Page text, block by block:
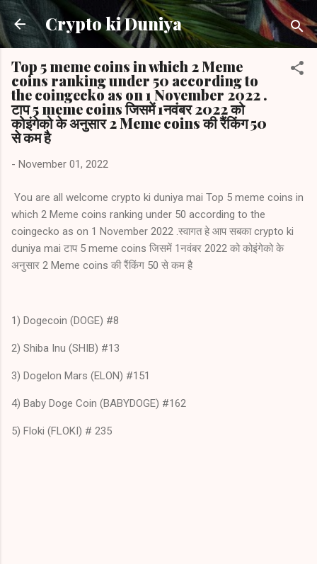
Skip to main content
Crypto ki Duniya
Top 5 meme coins in which 2 Meme
coins ranking under 50 according to
the coingecko as on 1 November 2022 .
टाप 5 meme coins जिसमें 1नवंबर 2022 को
कोइंगेको के अनुसार 2 Meme coins की रैंकिंग 50
से कम है
- November 01, 2022
You are all welcome crypto ki duniya mai Top 5 meme coins in
which 2 Meme coins ranking under 50 according to the
coingecko as on 1 November 2022 .स्वागत हे आप सबका crypto ki
duniya mai टाप 5 meme coins जिसमें 1नवंबर 2022 को कोइंगेको के
अनुसार 2 Meme coins की रैंकिंग 50 से कम है
1) Dogecoin (DOGE) #8
2) Shiba Inu (SHIB) #13
3) Dogelon Mars (ELON) #151
4) Baby Doge Coin (BABYDOGE) #162
5) Floki (FLOKI) # 235